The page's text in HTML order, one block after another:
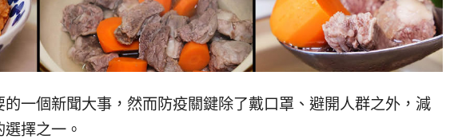
的一個新聞大事，然而防疫關鍵除了戴口罩、避開人群之外，減
擇之一。